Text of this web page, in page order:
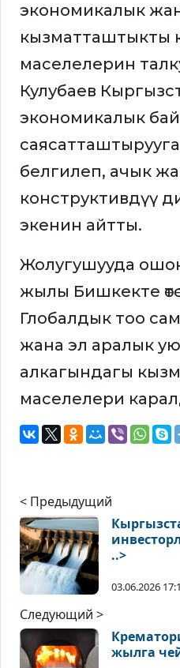
экономикалык
кызматташтыкты
маселелерин
Кулубаев
экономикалык
белгилеп, ачык
конструктивдүү
экенин айтты.
Жолугушууда
жылы Бишкекте
Глобалдык тоо
жана эл аралык
алкагындагы
маселелери
< Предыдущий
..>
03.06.2026
Следующий >
жылга